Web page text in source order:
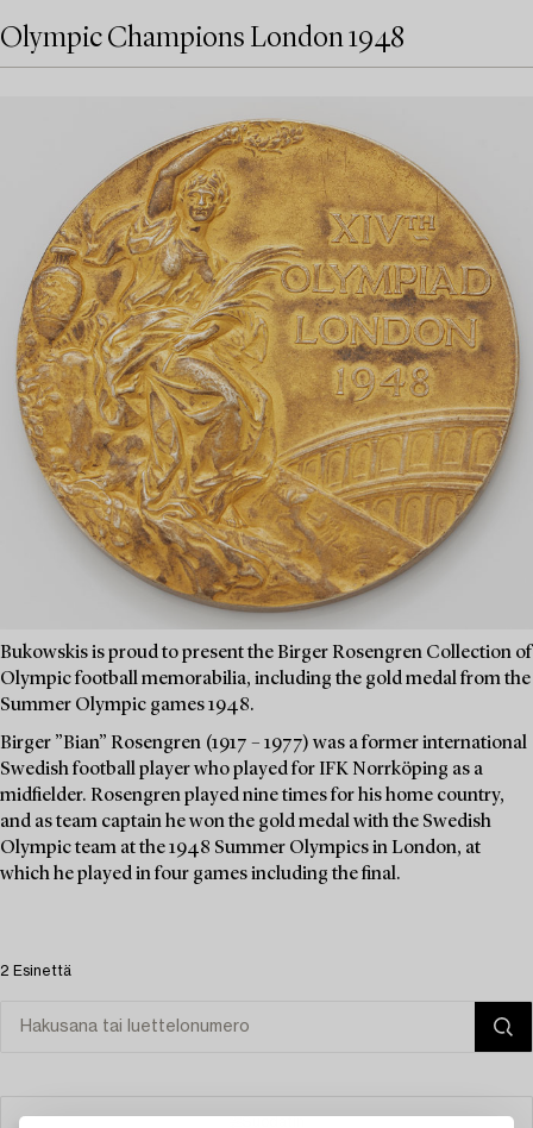
Olympic Champions London 1948
Bukowskis is proud to present the Birger Rosengren Collection of
Olympic football memorabilia, including the gold medal from the
Summer Olympic games 1948.
Birger ”Bian” Rosengren (1917 – 1977) was a former international
Swedish football player who played for IFK Norrköping as a
midfielder. Rosengren played nine times for his home country,
and as team captain he won the gold medal with the Swedish
Olympic team at the 1948 Summer Olympics in London, at
which he played in four games including the final.
2 Esinettä